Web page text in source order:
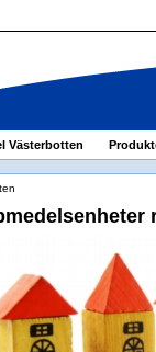
Västerbotten